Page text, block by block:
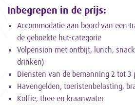
Inbegrepen in de prijs:
Accommodatie aan boord van een
de geboekte hut-categorie
Volpension met ontbijt, lunch,
drinken)
Diensten van de bemanning 2 tot 3
Havengelden, toeristenbelasting,
Koffie, thee en kraanwater